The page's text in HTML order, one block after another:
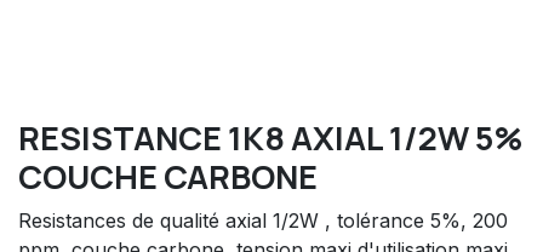
RESISTANCE 1K8 AXIAL 1/2W 5%
COUCHE CARBONE
Resistances de qualité axial 1/2W , tolérance 5%, 200